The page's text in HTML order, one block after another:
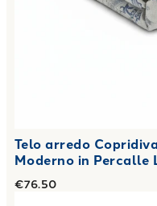
Telo arredo
Moderno in Percalle
€76.50